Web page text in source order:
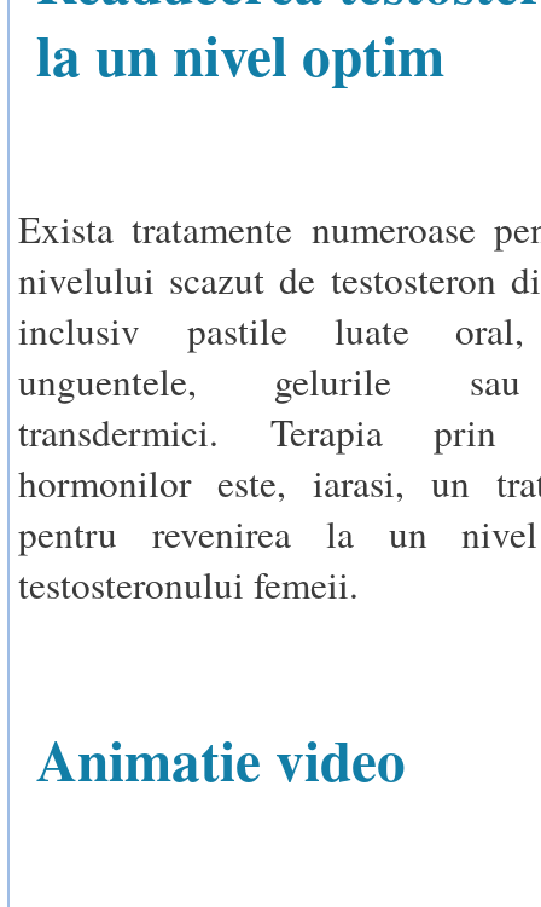
la un nivel optim
Exista tratamente numeroase
nivelului scazut de testosteron
inclusiv pastile luate oral,
unguentele, gelurile
transdermici. Terapia prin
hormonilor este, iarasi, un
pentru revenirea la un
testosteronului femeii.
Animatie video